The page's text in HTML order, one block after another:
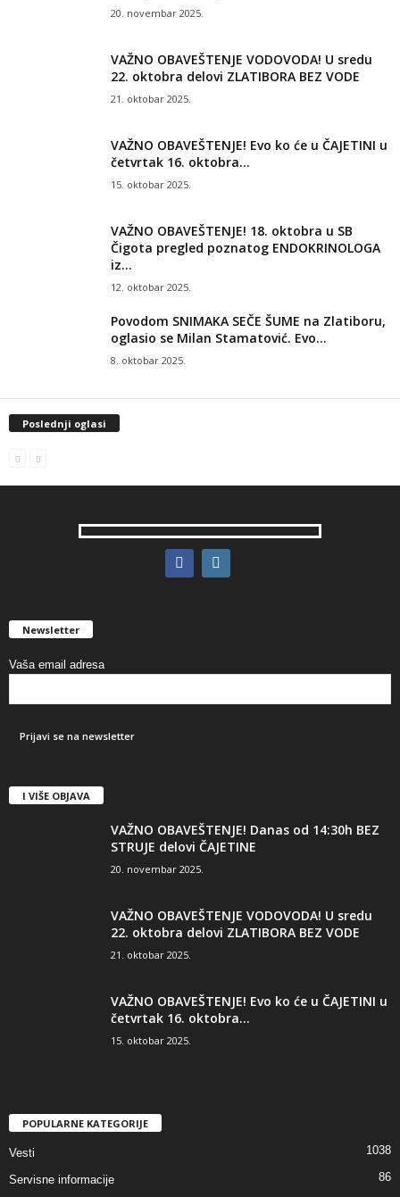
20. novembar 2025.
VAŽNO OBAVEŠTENJE VODOVODA! U sredu
22. oktobra delovi ZLATIBORA BEZ VODE
21. oktobar 2025.
VAŽNO OBAVEŠTENJE! Evo ko će u ČAJETINI u
četvrtak 16. oktobra...
15. oktobar 2025.
VAŽNO OBAVEŠTENJE! 18. oktobra u SB
Čigota pregled poznatog ENDOKRINOLOGA
iz...
12. oktobar 2025.
Povodom SNIMAKA SEČE ŠUME na Zlatiboru,
oglasio se Milan Stamatović. Evo...
8. oktobar 2025.
Poslednji oglasi
Newsletter
Vaša email adresa
I VIŠE OBJAVA
VAŽNO OBAVEŠTENJE! Danas od 14:30h BEZ
STRUJE delovi ČAJETINE
20. novembar 2025.
VAŽNO OBAVEŠTENJE VODOVODA! U sredu
22. oktobra delovi ZLATIBORA BEZ VODE
21. oktobar 2025.
VAŽNO OBAVEŠTENJE! Evo ko će u ČAJETINI u
četvrtak 16. oktobra...
15. oktobar 2025.
POPULARNE KATEGORIJE
Vesti 1038
Servisne informacije
86